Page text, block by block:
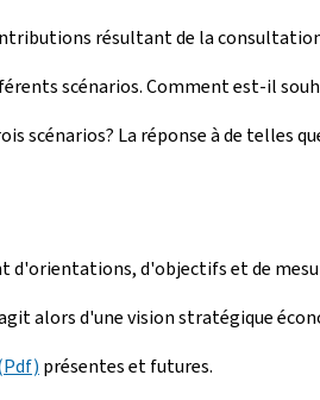
résultant de la
scénarios. Comment est-il
scénarios? La réponse à de telles
d'orientations, d'objectifs et de
alors d'une vision stratégique
présentes et futures.